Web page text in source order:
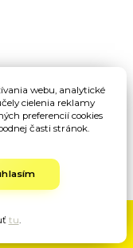
webu, analytické
cielenia reklamy
preferencií cookies
časti stránok.
tu.